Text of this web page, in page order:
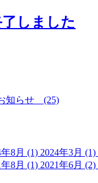
了しました
知らせ (25)
年8月 (1) 2024年3月 (1)
年8月 (1) 2021年6月 (2)